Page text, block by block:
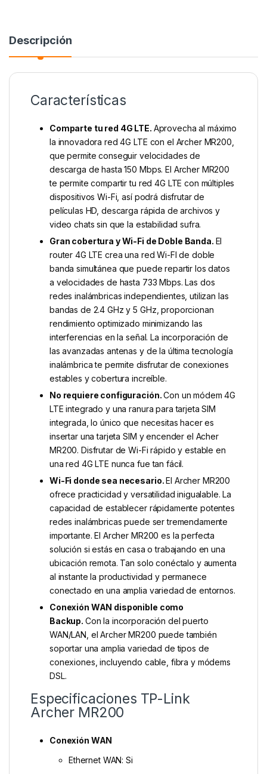
Descripción
Características
Comparte tu red 4G LTE. Aprovecha al máximo
la innovadora red 4G LTE con el Archer MR200,
que permite conseguir velocidades de
descarga de hasta 150 Mbps. El Archer MR200
te permite compartir tu red 4G LTE con múltiples
dispositivos Wi-Fi, así podrá disfrutar de
películas HD, descarga rápida de archivos y
video chats sin que la estabilidad sufra.
Gran cobertura y Wi-Fi de Doble Banda. El
router 4G LTE crea una red Wi-FI de doble
banda simultánea que puede repartir los datos
a velocidades de hasta 733 Mbps. Las dos
redes inalámbricas independientes, utilizan las
bandas de 2.4 GHz y 5 GHz, proporcionan
rendimiento optimizado minimizando las
interferencias en la señal. La incorporación de
las avanzadas antenas y de la última tecnología
inalámbrica te permite disfrutar de conexiones
estables y cobertura increíble.
No requiere configuración.Con un módem 4G
LTE integrado y una ranura para tarjeta SIM
integrada, lo único que necesitas hacer es
insertar una tarjeta SIM y encender el Acher
MR200. Disfrutar de Wi-Fi rápido y estable en
una red 4G LTE nunca fue tan fácil.
Wi-Fi donde sea necesario.El Archer MR200
ofrece practicidad y versatilidad inigualable. La
capacidad de establecer rápidamente potentes
redes inalámbricas puede ser tremendamente
importante. El Archer MR200 es la perfecta
solución si estás en casa o trabajando en una
ubicación remota. Tan solo conéctalo y aumenta
al instante la productividad y permanece
conectado en una amplia variedad de entornos.
Conexión WAN disponible como
Backup. Con la incorporación del puerto
WAN/LAN, el Archer MR200 puede también
soportar una amplia variedad de tipos de
conexiones, incluyendo cable, fibra y módems
DSL.
Especificaciones TP-Link
Archer MR200
Conexión WAN
Ethernet WAN: Si